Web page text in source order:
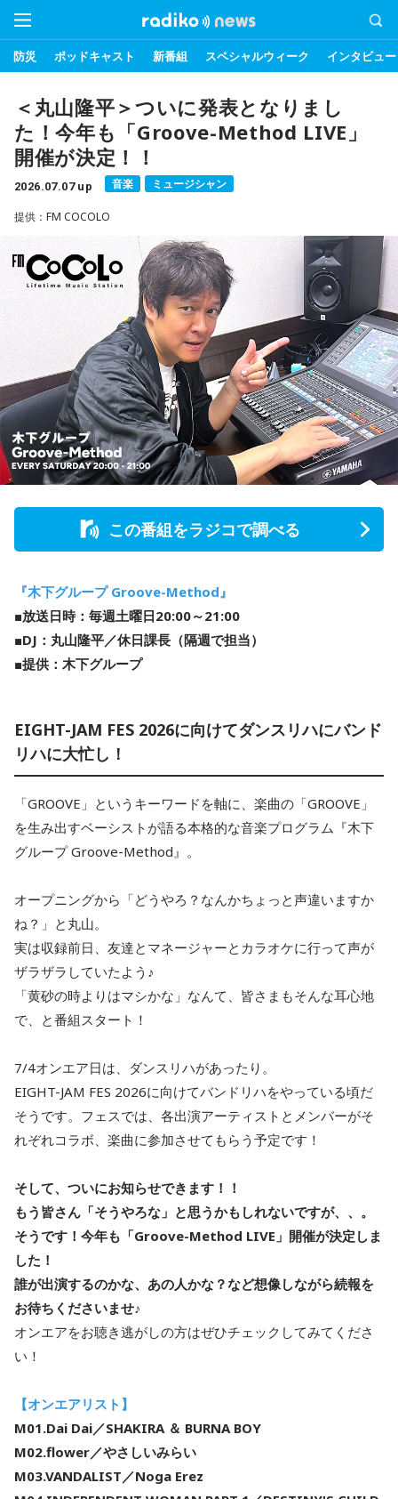
防災 ポッドキャスト 新番組 スペシャルウィーク インタビュー
＜丸山隆平＞ついに発表となりまし
た！今年も「Groove-Method LIVE」
開催が決定！！
2026.07.07 up 音楽 ミュージシャン
提供：FM COCOLO
この番組をラジコで調べる
『木下グループ Groove-Method』
■放送日時：毎週土曜日20:00～21:00
■DJ：丸山隆平／休日課長（隔週で担当）
■提供：木下グループ
EIGHT-JAM FES 2026に向けてダンスリハにバンド
リハに大忙し！
「GROOVE」というキーワードを軸に、楽曲の「GROOVE」
を生み出すベーシストが語る本格的な音楽プログラム『木下
グループ Groove-Method』。
オープニングから「どうやろ？なんかちょっと声違いますか
ね？」と丸山。
実は収録前日、友達とマネージャーとカラオケに行って声が
ザラザラしていたよう♪
「黄砂の時よりはマシかな」なんて、皆さまもそんな耳心地
で、と番組スタート！
7/4オンエア日は、ダンスリハがあったり。
EIGHT-JAM FES 2026に向けてバンドリハをやっている頃だ
そうです。フェスでは、各出演アーティストとメンバーがそ
れぞれコラボ、楽曲に参加させてもらう予定です！
そして、ついにお知らせできます！！
もう皆さん「そうやろな」と思うかもしれないですが、、。
そうです！今年も「Groove-Method LIVE」開催が決定しま
した！
誰が出演するのかな、あの人かな？など想像しながら続報を
お待ちくださいませ♪
オンエアをお聴き逃がしの方はぜひチェックしてみてくださ
い！
【オンエアリスト】
M01.Dai Dai／SHAKIRA ＆ BURNA BOY
M02.flower／やさしいみらい
M03.VANDALIST／Noga Erez